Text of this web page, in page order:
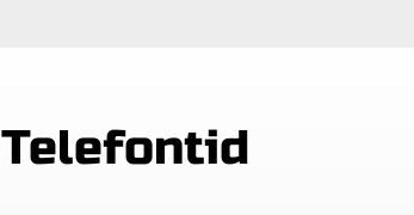
Telefontid